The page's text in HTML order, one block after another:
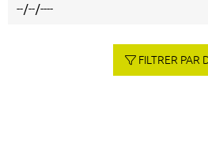
FILTRER PAR